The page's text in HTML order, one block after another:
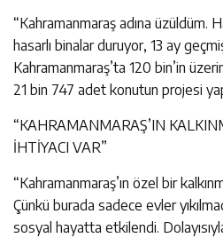
“Kahramanmaraş adına üzüldüm.
hasarlı binalar duruyor, 13 ay
Kahramanmaraş’ta 120 bin’in
21 bin 747 adet konutun projesi
“KAHRAMANMARAŞ’IN
İHTİYACI VAR”
“Kahramanmaraş’ın özel bir
Çünkü burada sadece evler
sosyal hayatta etkilendi.